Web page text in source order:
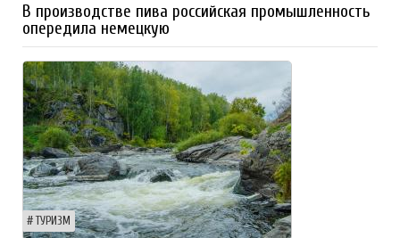
В производстве пива российская промышленность
опередила немецкую
ТУРИЗМ